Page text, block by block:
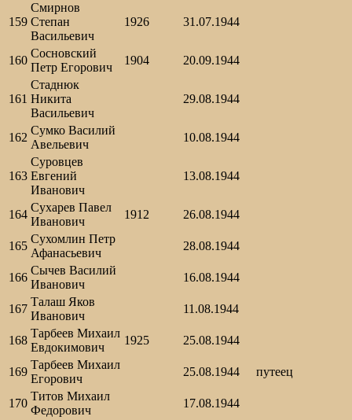
159
Смирнов
Степан
Васильевич
1926 31.07.1944
160
Сосновский
Петр Егорович
1904 20.09.1944
161
Стаднюк
Никита
Васильевич
29.08.1944
162
Сумко Василий
Авельевич
10.08.1944
163
Суровцев
Евгений
Иванович
13.08.1944
164
Сухарев Павел
Иванович
1912 26.08.1944
165
Сухомлин Петр
Афанасьевич
28.08.1944
166
Сычев Василий
Иванович
16.08.1944
167
Талаш Яков
Иванович
11.08.1944
168
Тарбеев Михаил
Евдокимович
1925 25.08.1944
169
Тарбеев Михаил
Егорович
25.08.1944 путеец
170
Титов Михаил
Федорович
17.08.1944